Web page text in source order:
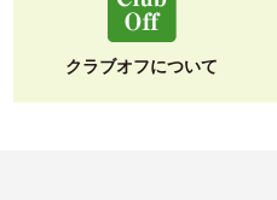
クラブオフについて